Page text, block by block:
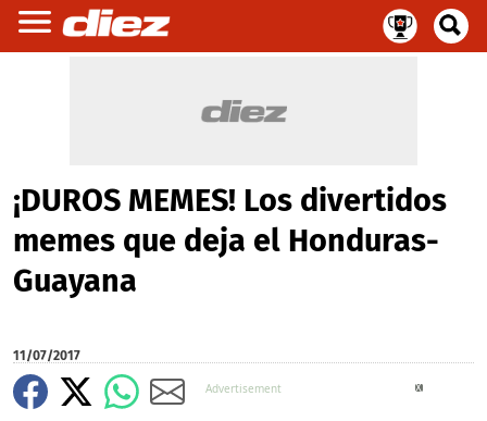
¡DUROS MEMES! Los divertidos
memes que deja el Honduras-
Guayana
11/07/2017
X